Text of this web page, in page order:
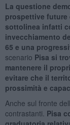
La questione
prospettive future
sottolinea infatti
invecchiamento
65 e una
scenario Pisa si
mantenere il
evitare che il
prossimità e
Anche sul fronte
contrastanti. Pisa